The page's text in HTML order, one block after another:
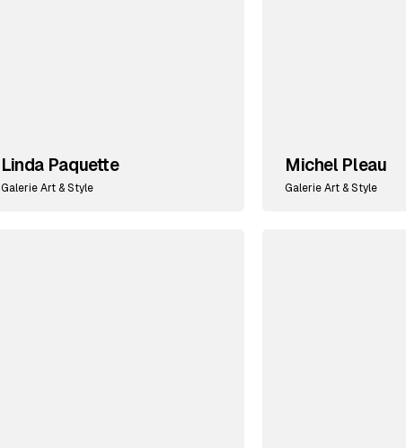
Linda Paquette
Galerie Art & Style
Michel Pleau
Galerie Art & Style